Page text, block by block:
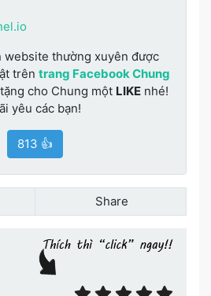
website thường xuyên được
trên trang Facebook Chung
cho Chung một LIKE nhé!
yêu các bạn!
813 👍
Share
bài viết